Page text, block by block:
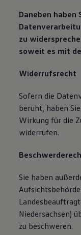
Daneben haben
zu
soweit es mit
Widerrufsrecht
Sofern die
beruht, haben
Wirkung für die
widerrufen.
Sie haben
Niedersachsen)
zu beschweren.